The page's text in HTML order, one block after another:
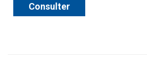
Consulter